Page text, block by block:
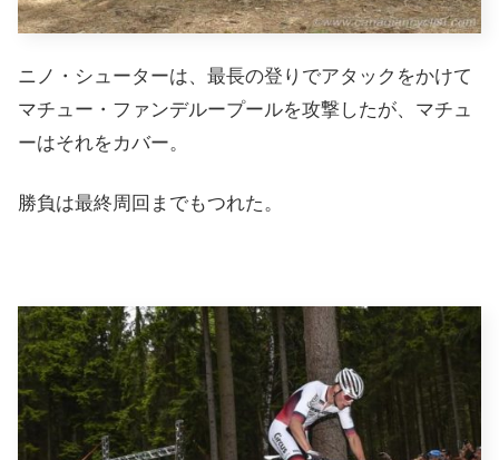
ニノ・シューターは、最長の登りでアタックをかけて
マチュー・ファンデループールを攻撃したが、マチュ
ーはそれをカバー。
勝負は最終周回までもつれた。